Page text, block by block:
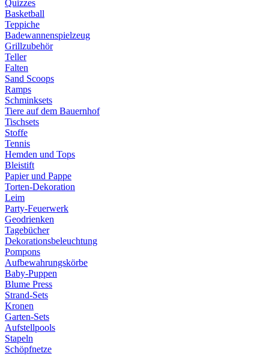
Quizzes
Basketball
Teppiche
Badewannenspielzeug
Grillzubehör
Teller
Falten
Sand Scoops
Ramps
Schminksets
Tiere auf dem Bauernhof
Tischsets
Stoffe
Tennis
Hemden und Tops
Bleistift
Papier und Pappe
Torten-Dekoration
Leim
Party-Feuerwerk
Geodrienken
Tagebücher
Dekorationsbeleuchtung
Pompons
Aufbewahrungskörbe
Baby-Puppen
Blume Press
Strand-Sets
Kronen
Garten-Sets
Aufstellpools
Stapeln
Schöpfnetze